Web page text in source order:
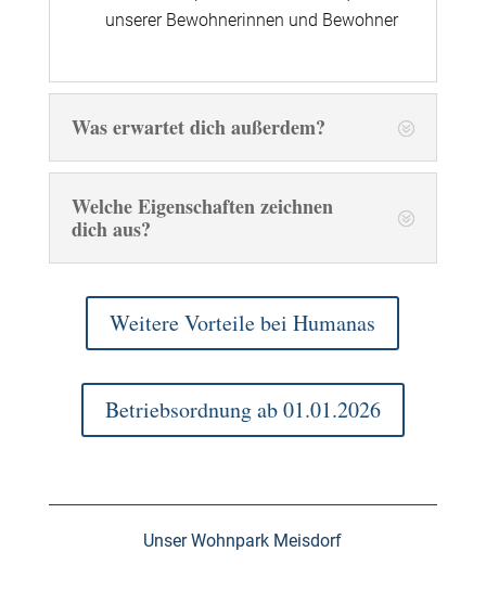
unserer Bewohnerinnen und Bewohner
Was erwartet dich außerdem?
Welche Eigenschaften zeichnen
dich aus?
Weitere Vorteile bei Humanas
Betriebsordnung ab 01.01.2026
Unser Wohnpark Meisdorf